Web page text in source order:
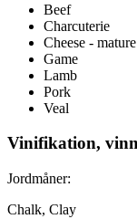
Beef
Charcuterie
Cheese -
Game
Lamb
Pork
Veal
Vinifikation,
Jordmåner:
Chalk, Clay